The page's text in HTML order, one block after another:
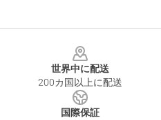
世界中に配送
200カ国以上に配送
国際保証